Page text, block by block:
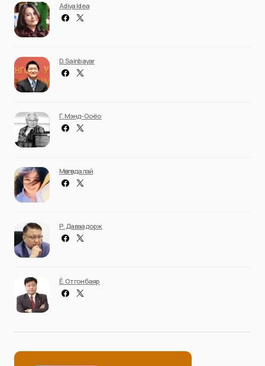
Adiya Idea
D. Sainbayar
Г. Мэнд-Ооёо
Мөнгөндалай
Р. Даваадорж
Ё. Отгонбаяр